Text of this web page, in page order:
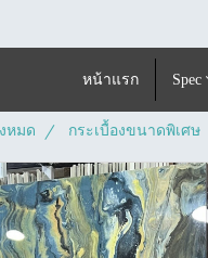
หน้าแรก Spec
หมด กระเบื้องขนาดพิเศษ